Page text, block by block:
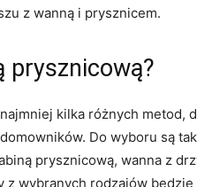
z wanną i prysznicem.
prysznicową?
kilka różnych metod,
Do wyboru są
prysznicową, wanna z
z wybranych rodzajów będzie